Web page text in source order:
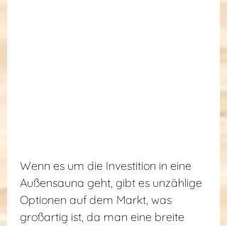
Wenn es um die Investition in eine
Außensauna geht, gibt es unzählige
Optionen auf dem Markt, was
großartig ist, da man eine breite